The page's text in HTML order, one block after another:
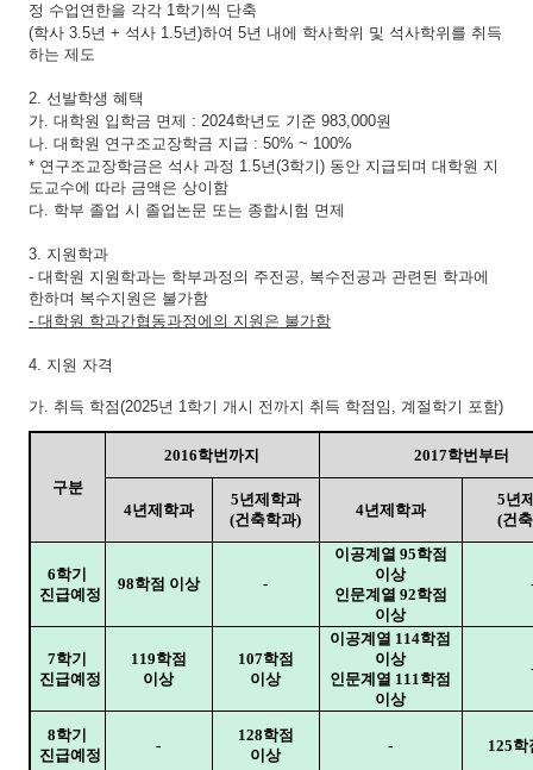
정 수업연한을 각각 1학기씩 단축
(학사 3.5년 + 석사 1.5년)하여 5년 내에 학사학위 및 석사학위를 취득
하는 제도
2. 선발학생 혜택
가. 대학원 입학금 면제 : 2024학년도 기준 983,000원
나. 대학원 연구조교장학금 지급 : 50% ~ 100%
* 연구조교장학금은 석사 과정 1.5년(3학기) 동안 지급되며 대학원 지
도교수에 따라 금액은 상이함
다. 학부 졸업 시 졸업논문 또는 종합시험 면제
3. 지원학과
- 대학원 지원학과는 학부과정의 주전공, 복수전공과 관련된 학과에
한하며 복수지원은 불가함
- 대학원 학과간협동과정에의 지원은 불가함
4. 지원 자격
가. 취득 학점(2025년 1학기 개시 전까지 취득 학점임 , 계절학기 포함)
구분
2016학번까지 2017학번부터
4년제학과
5년제학과
(건축학과)
4년제학과
5년
(건
6학기
진급예정
98학점 이상 -
이공계열 95학점
이상
인문계열 92학점
이상
7학기
진급예정
119학점
이상
107학점
이상
이공계열 114학점
이상
인문계열 111 학점
이상
8학기
진급예정
-
128학점
이상
- 125학